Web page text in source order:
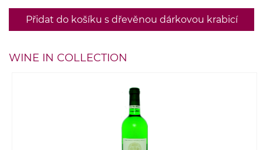
Přidat do košíku s dřevěnou dárkovou krabicí
WINE IN COLLECTION